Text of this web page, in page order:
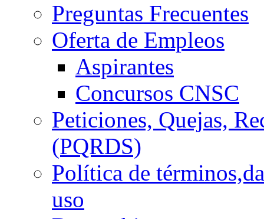
Preguntas Frecuentes
Oferta de Empleos
Aspirantes
Concursos CNSC
Peticiones, Quejas,
(PQRDS)
Política de
uso